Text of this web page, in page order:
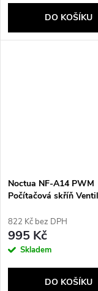
DO KOŠÍKU
Noctua NF-A14 PWM
Počítačová skříň
822 Kč bez DPH
995 Kč
Skladem
DO KOŠÍKU